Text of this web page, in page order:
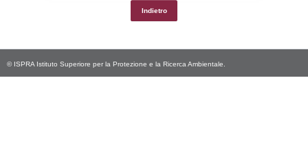
SEZIONE H (pubblico) - DESCRIZIONE
STABILIMENTO E RIEPILOGO SOSTANZE